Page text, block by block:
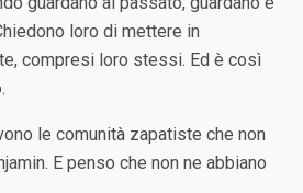
loro di mettere in
compresi loro stessi. Ed è così
le comunità zapatiste che non
E penso che non ne abbiano